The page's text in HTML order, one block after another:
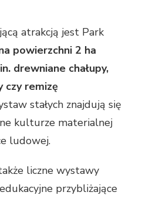
atrakcją jest Park
powierzchni 2 ha
drewniane chałupy,
czy remizę
stałych znajdują się
kulturze materialnej
ludowej.
liczne wystawy
przybliżające